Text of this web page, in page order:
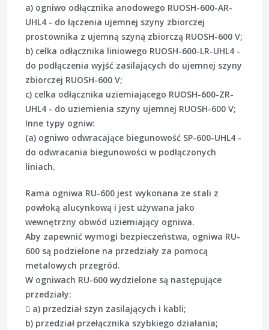
a) ogniwo odłącznika anodowego RUOSH-600-AR-
UHL4 - do łączenia ujemnej szyny zbiorczej
prostownika z ujemną szyną zbiorczą RUOSH-600 V;
b) celka odłącznika liniowego RUOSH-600-LR-UHL4 -
do podłączenia wyjść zasilających do ujemnej szyny
zbiorczej RUOSH-600 V;
c) celka odłącznika uziemiającego RUOSH-600-ZR-
UHL4 - do uziemienia szyny ujemnej RUOSH-600 V;
Inne typy ogniw:
(a) ogniwo odwracające biegunowość SP-600-UHL4 -
do odwracania biegunowości w podłączonych
liniach.
Rama ogniwa RU-600 jest wykonana ze stali z
powłoką alucynkową i jest używana jako
wewnętrzny obwód uziemiający ogniwa.
Aby zapewnić wymogi bezpieczeństwa, ogniwa RU-
600 są podzielone na przedziały za pomocą
metalowych przegród.
W ogniwach RU-600 wydzielone są następujące
przedziały:
 a) przedział szyn zasilających i kabli;
b) przedział przełącznika szybkiego działania;